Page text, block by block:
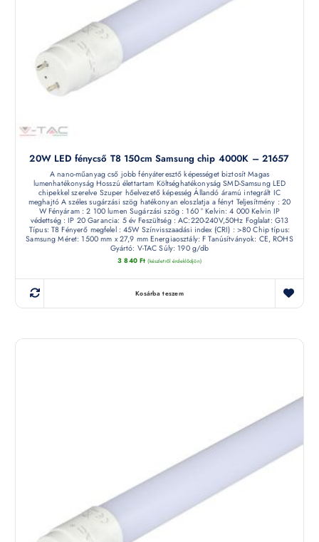
20W LED fénycső T8 150cm Samsung chip 4000K – 21657
A nano-műanyag cső jobb fényáteresztő képességet biztosít Magas
lumenhatékonyság Hosszú élettartam Költséghatékonyság SMD-Samsung LED
chipekkel szerelve Szuper hőelvezető képesség Állandó áramú integrált IC
meghajtó A széles sugárzási szög hatékonyan eloszlatja a fényt Teljesítmény : 20
W Fényáram : 2 100 lumen Sugárzási szög : 160 ° Kelvin: 4 000 Kelvin IP
védettség : IP 20 Garancia: 5 év Feszültség : AC:220-240V,50Hz Foglalat: G13
Típus: T8 Fényerő megfelel : 45W Színvisszaadási index (CRI) : >80 Chip típus:
Samsung Méret: 1500 mm x 27,9 mm Energiaosztály: F Tanúsítványok: CE, ROHS
Gyártó: V-TAC Súly: 190 g/db
3 840 Ft (készletről érdeklődjön)
Kosárba teszem